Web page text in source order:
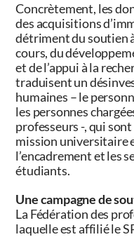
Concrètement, les
des acquisitions
détriment du soutien
cours, du
et de l’appui à la
traduisent un
humaines – le
les personnes
professeurs -, qui
mission universitaire
l’encadrement et les
étudiants.
Une campagne de
La Fédération des
laquelle est affilié le